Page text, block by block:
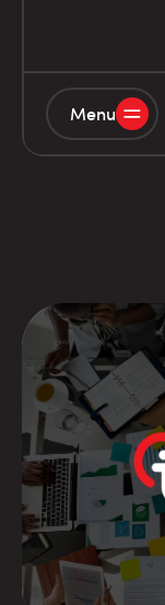
Menu